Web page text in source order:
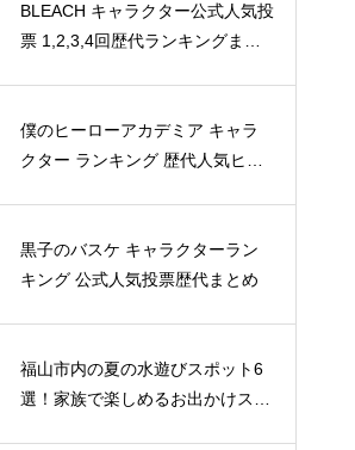
BLEACH キャラクター公式人気投
票 1,2,3,4回歴代ランキングまと
僕のヒーローアカデミア キャラ
クター ランキング 歴代人気ヒー
黒子のバスケ キャラクターラン
キング 公式人気投票歴代まとめ
福山市内の夏の水遊びスポット6
選！家族で楽しめるお出かけスポ